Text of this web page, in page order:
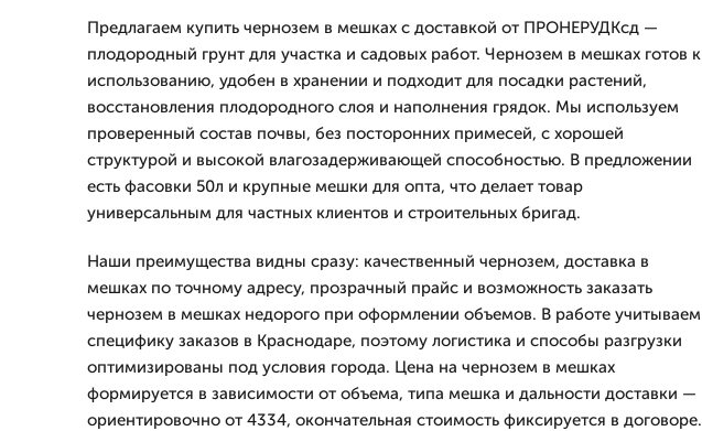
Предлагаем купить чернозем в мешках с доставкой от ПРОНЕРУДКсд —
плодородный грунт для участка и садовых работ. Чернозем в мешках готов к
использованию, удобен в хранении и подходит для посадки растений,
восстановления плодородного слоя и наполнения грядок. Мы используем
проверенный состав почвы, без посторонних примесей, с хорошей
структурой и высокой влагозадерживающей способностью. В предложении
есть фасовки 50л и крупные мешки для опта, что делает товар
универсальным для частных клиентов и строительных бригад.
Наши преимущества видны сразу: качественный чернозем, доставка в
мешках по точному адресу, прозрачный прайс и возможность заказать
чернозем в мешках недорого при оформлении объемов. В работе учитываем
специфику заказов в Краснодаре, поэтому логистика и способы разгрузки
оптимизированы под условия города. Цена на чернозем в мешках
формируется в зависимости от объема, типа мешка и дальности доставки —
ориентировочно от 4334, окончательная стоимость фиксируется в договоре.